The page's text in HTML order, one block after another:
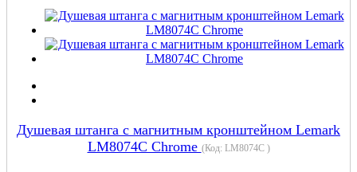
Душевая штанга с магнитным кронштейном Lemark
LM8074C Chrome (Код: LM8074C )